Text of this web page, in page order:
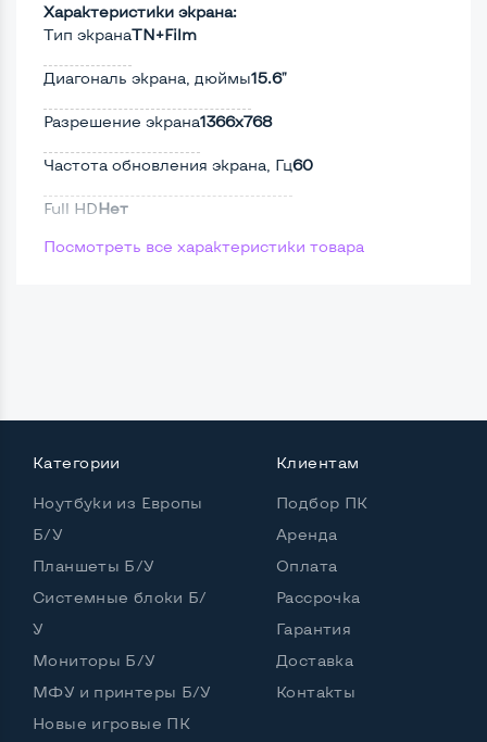
Характеристики экрана:
Тип экранаTN+Film
Диагональ экрана, дюймы15.6"
Разрешение экрана1366x768
Частота обновления экрана, Гц60
Full HDНет
Сенсорный, touch экранНет
Количество ядер / потоков 2 ядра / 4 потока
Частота процессора (базовая-максимальная)
Intel Core i3-330M (2,13 GHz)
Тип оперативной памяти
DDR3
Количество слотов M_2
Посмотреть все характеристики товара
Категории
Ноутбуки из Европы
Б/У
Планшеты Б/У
Системные блоки Б/
У
Мониторы Б/У
МФУ и принтеры Б/У
Новые игровые ПК
Клиентам
Подбор ПК
Аренда
Оплата
Рассрочка
Гарантия
Доставка
Контакты